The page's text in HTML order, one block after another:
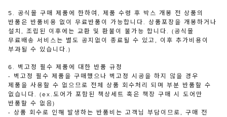
5. 공식몰 구매 제품에 한하여, 제품 수령 후 박스 개봉 전 상품의
반품은 반품비용 없이 무료반품이 가능합니다. 상품포장을 개봉하거나
설치, 조립된 이후에는 교환 및 환불이 불가능 합니다. (공식몰
무료배송 서비스는 별도 공지없이 종료될 수 있고, 이후 추가비용이
부과될 수 있습니다.)
6. 벽고정 필수 제품에 대한 반품 규정
- 벽고정 필수 제품을 구매했으나 벽고정 시공을 하지 않을 경우
제품을 사용할 수 없으므로 전체 상품 회수처리 되며 부분 반품할 수
없습니다. (ex.도어가 포함된 책상세트 혹은 책장 구매 시 도어만
반품할 수 없음)
- 상품 회수로 인해 발생하는 반품비는 고객님 부담이므로, 구매 전